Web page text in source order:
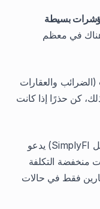
بسيطة
في معظم
والعقارات
كن حذرًا إذا كانت
يوجد في الإمارات مجتمع كبير ونشط (مثل SimplyFI) يدعو
منخفضة التكلفة
فقط في حالات